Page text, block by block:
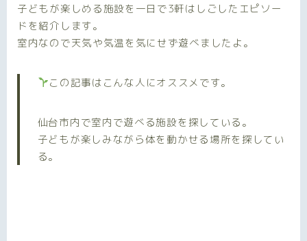
子どもが楽しめる施設を一日で3軒はしごしたエピソー
ドを紹介します。
室内なので天気や気温を気にせず遊べましたよ。
この記事はこんな人にオススメです。
仙台市内で室内で遊べる施設を探している。
子どもが楽しみながら体を動かせる場所を探してい
る。